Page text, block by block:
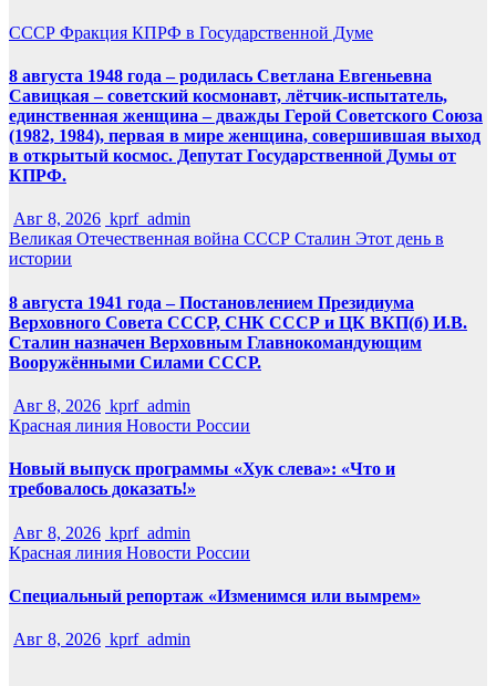
СССР Фракция КПРФ в Государственной Думе
8 августа 1948 года – родилась Светлана Евгеньевна
Савицкая – советский космонавт, лётчик-испытатель,
единственная женщина – дважды Герой Советского Союза
(1982, 1984), первая в мире женщина, совершившая выход
в открытый космос. Депутат Государственной Думы от
КПРФ.
Авг 8, 2026 kprf_admin
Великая Отечественная война СССР Сталин Этот день в
истории
8 августа 1941 года – Постановлением Президиума
Верховного Совета СССР, СНК СССР и ЦК ВКП(б) И.В.
Сталин назначен Верховным Главнокомандующим
Вооружёнными Силами СССР.
Авг 8, 2026 kprf_admin
Красная линия Новости России
Новый выпуск программы «Хук слева»: «Что и
требовалось доказать!»
Авг 8, 2026 kprf_admin
Красная линия Новости России
Специальный репортаж «Изменимся или вымрем»
Авг 8, 2026 kprf_admin